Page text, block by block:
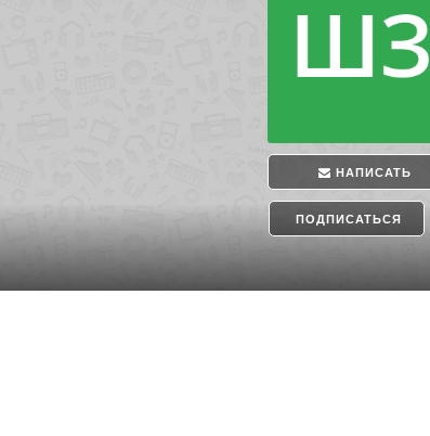
НАПИСАТЬ
ПОДПИСАТЬСЯ